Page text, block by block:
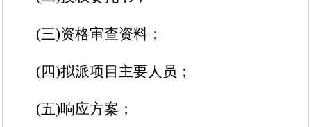
(三)资格审查资料；
(四)拟派项目主要人员 ；
(五)响应方案；